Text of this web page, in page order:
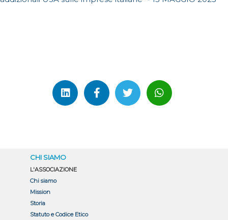
CHI SIAMO
L'ASSOCIAZIONE
Chi siamo
Mission
Storia
Statuto e Codice Etico